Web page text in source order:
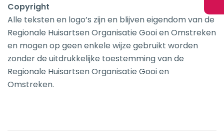
Copyright
Alle teksten en logo’s zijn en blijven eigendom van de
Regionale Huisartsen Organisatie Gooi en Omstreken
en mogen op geen enkele wijze gebruikt worden
zonder de uitdrukkelijke toestemming van de
Regionale Huisartsen Organisatie Gooi en
Omstreken.